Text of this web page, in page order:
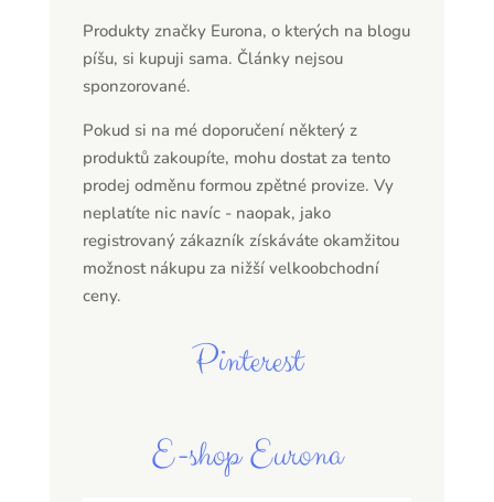
Produkty značky Eurona, o kterých na blogu
píšu, si kupuji sama. Články nejsou
sponzorované.
Pokud si na mé doporučení některý z
produktů zakoupíte, mohu dostat za tento
prodej odměnu formou zpětné provize. Vy
neplatíte nic navíc - naopak, jako
registrovaný zákazník získáváte okamžitou
možnost nákupu za nižší velkoobchodní
ceny.
Pinterest
E-shop Eurona